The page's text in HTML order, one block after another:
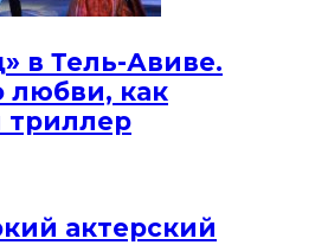
в Тель-Авиве.
любви, как
триллер
актерский